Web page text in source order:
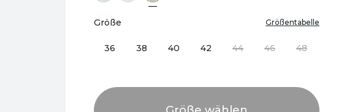
Größe Größentabelle
36 38 40 42 44 46 48